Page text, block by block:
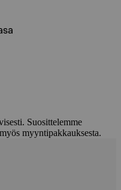
Suosittelemme
myyntipakkauksesta.